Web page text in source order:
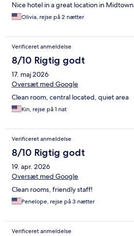
Nice hotel in a great location in Midtown
Olivia, rejse på 2 nætter
Verificeret anmeldelse
8/10 Rigtig godt
17. maj 2026
Oversæt med Google
Clean room, central located, quiet area
Kin, rejse på 1 nat
Verificeret anmeldelse
8/10 Rigtig godt
19. apr. 2026
Oversæt med Google
Clean rooms, friendly staff!
Penelope, rejse på 3 nætter
Verificeret anmeldelse